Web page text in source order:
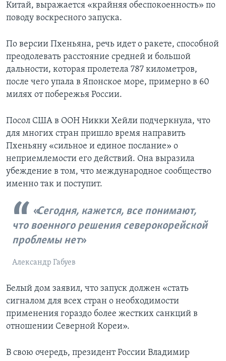
Китай, выражается «крайняя обеспокоенность» по
поводу воскресного запуска.
По версии Пхеньяна, речь идет о ракете, способной
преодолевать расстояние средней и большой
дальности, которая пролетела 787 километров,
после чего упала в Японское море, примерно в 60
милях от побережья России.
Посол США в ООН Никки Хейли подчеркнула, что
для многих стран пришло время направить
Пхеньяну «сильное и единое послание» о
неприемлемости его действий. Она выразила
убеждение в том, что международное сообщество
именно так и поступит.
Сегодня, кажется, все понимают,
что военного решения северокорейской
проблемы нет
Александр Габуев
Белый дом заявил, что запуск должен «стать
сигналом для всех стран о необходимости
применения гораздо более жестких санкций в
отношении Северной Кореи».
В свою очередь, президент России Владимир